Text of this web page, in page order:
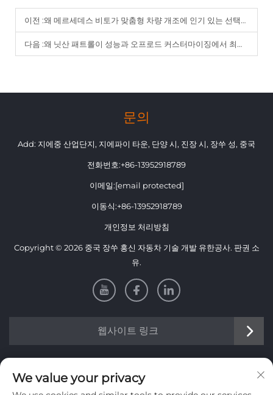
이전 :왜 메르세데스 비토가 맞춤형 차량 개조에 인기 있는 선택인지
다음 :왜 닛산 패트롤이 성능과 오프로드 커스터마이징에서 최고의 선택인지
문의
Add: 지에중 산업단지, 지에파이 타운, 단양 시, 진장 시, 장쑤 성, 중국
전화번호:+86-13952918789
이메일:[email protected]
이동식:+86-13952918789
개인정보 처리방침
Copyright © 2026 중국 장쑤 홍신 자동차 기술 개발 유한공사. 판권 소
유.
웹사이트 링크
We value your privacy